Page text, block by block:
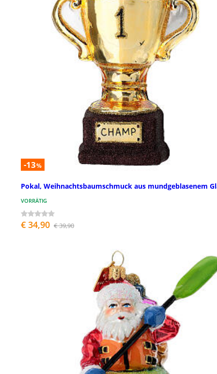
-13%
Pokal, Weihnachtsbaumschmuck aus mundgeblasenem
VORRÄTIG
€ 34,90 € 39,90